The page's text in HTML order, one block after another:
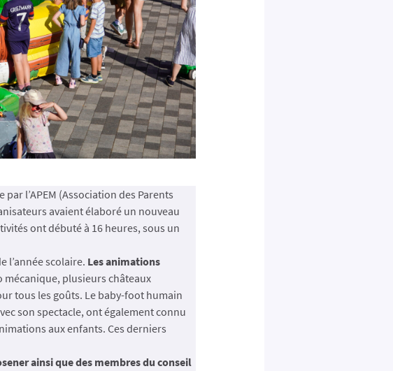
par l’APEM (Association des Parents
avaient élaboré un nouveau
ont débuté à 16 heures, sous un
l’année scolaire. Les animations
plusieurs châteaux
tous les goûts. Le baby-foot humain
son spectacle, ont également connu
aux enfants. Ces derniers
ainsi que des membres du conseil